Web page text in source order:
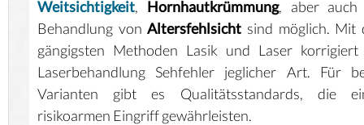
Weitsichtigkeit, Hornhautkrümmung, aber auch
Behandlung vonAltersfehlsicht sind möglich. Mit
gängigsten Methoden Lasik und Laser korrigiert
Laserbehandlung Sehfehler jeglicher Art. Für
Varianten gibt es Qualitätsstandards, die
risikoarmen Eingriff gewährleisten.